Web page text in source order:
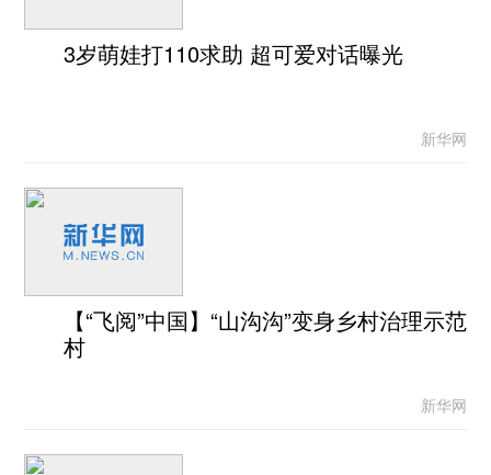
3岁萌娃打110求助 超可爱对话曝光
新华网
【“飞阅”中国】“山沟沟”变身乡村治理示范
村
新华网